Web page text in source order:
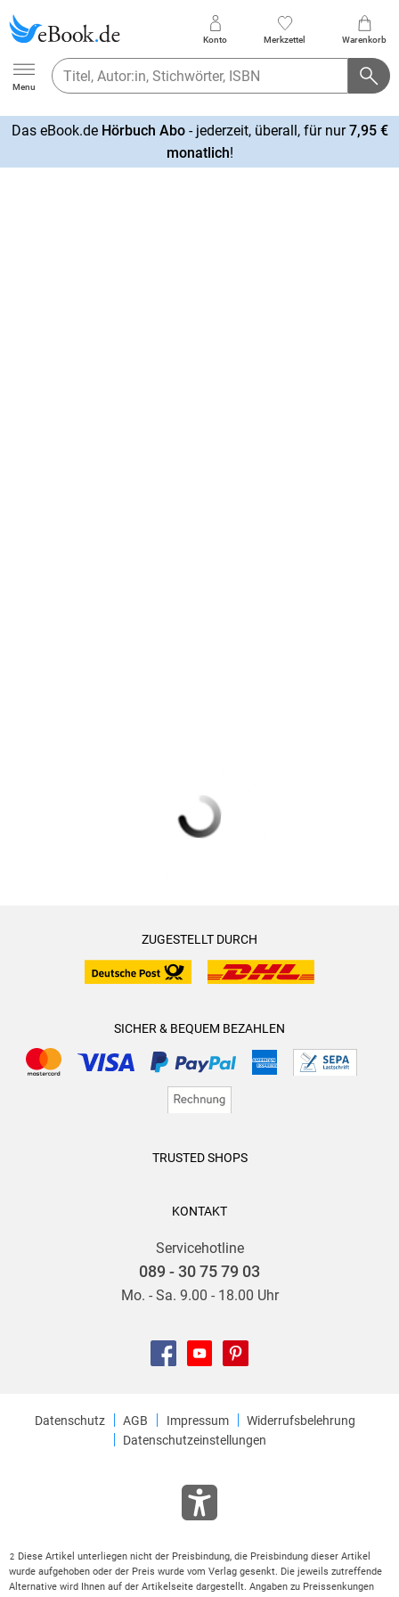
Ebook.de
Menu
Konto Merkzettel Warenkorb
Das eBook.de Hörbuch Abo- jederzeit, überall, für nur7,95 €
monatlich!
ZUGESTELLT DURCH
SICHER & BEQUEM BEZAHLEN
TRUSTED SHOPS
KONTAKT
Servicehotline
089 - 30 75 79 03
Mo. - Sa. 9.00 - 18.00 Uhr
Datenschutz AGB Impressum
Widerrufsbelehrung
Datenschutzeinstellungen
2 Diese Artikel unterliegen nicht der Preisbindung, die Preisbindung dieser Artikel
wurde aufgehoben oder der Preis wurde vom Verlag gesenkt. Die jeweils zutreffende
Alternative wird Ihnen auf der Artikelseite dargestellt. Angaben zu Preissenkungen